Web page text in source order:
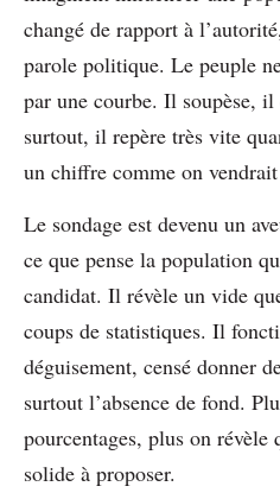
changé de rapport à
parole politique. Le peuple
par une courbe. Il soupèse,
surtout, il repère très vite
un chiffre comme on
Le sondage est devenu un
ce que pense la population
candidat. Il révèle un vide
coups de statistiques. Il
déguisement, censé donner
surtout l’absence de fond.
pourcentages, plus on révèle
solide à proposer.